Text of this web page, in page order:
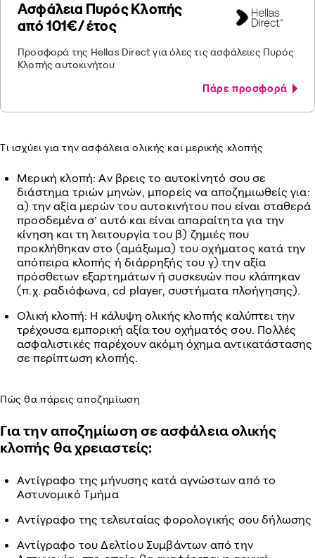
Ασφάλεια Πυρός Κλοπής
από 101€/ έτος
Προσφορά της Hellas Direct για όλες τις ασφάλειες Πυρός
Κλοπής αυτοκινήτου
Πάρε προσφορά
Τι ισχύει για την ασφάλεια ολικής και μερικής κλοπής
Μερική κλοπή: Αν βρεις το αυτοκίνητό σου σε
διάστημα τριών μηνών, μπορείς να αποζημιωθείς για:
α) την αξία μερών του αυτοκινήτου που είναι σταθερά
προσδεμένα σ’ αυτό και είναι απαραίτητα για την
κίνηση και τη λειτουργία του β) ζημιές που
προκλήθηκαν στο (αµάξωµα) του οχήματος κατά την
απόπειρα κλοπής ή διάρρηξής του γ) την αξία
πρόσθετων εξαρτημάτων ή συσκευών που κλάπηκαν
(π.χ. ραδιόφωνα, cd player, συστήματα πλοήγησης).
Ολική κλοπή: Η κάλυψη ολικής κλοπής καλύπτει την
τρέχουσα εμπορική αξία του οχήματός σου. Πολλές
ασφαλιστικές παρέχουν ακόμη όχημα αντικατάστασης
σε περίπτωση κλοπής.
Πώς θα πάρεις αποζημίωση
Για την αποζημίωση σε ασφάλεια ολικής
κλοπής θα χρειαστείς:
Αντίγραφο της μήνυσης κατά αγνώστων από το
Αστυνομικό Τμήμα
Αντίγραφο της τελευταίας φορολογικής σου δήλωσης
Αντίγραφο του Δελτίου Συμβάντων από την